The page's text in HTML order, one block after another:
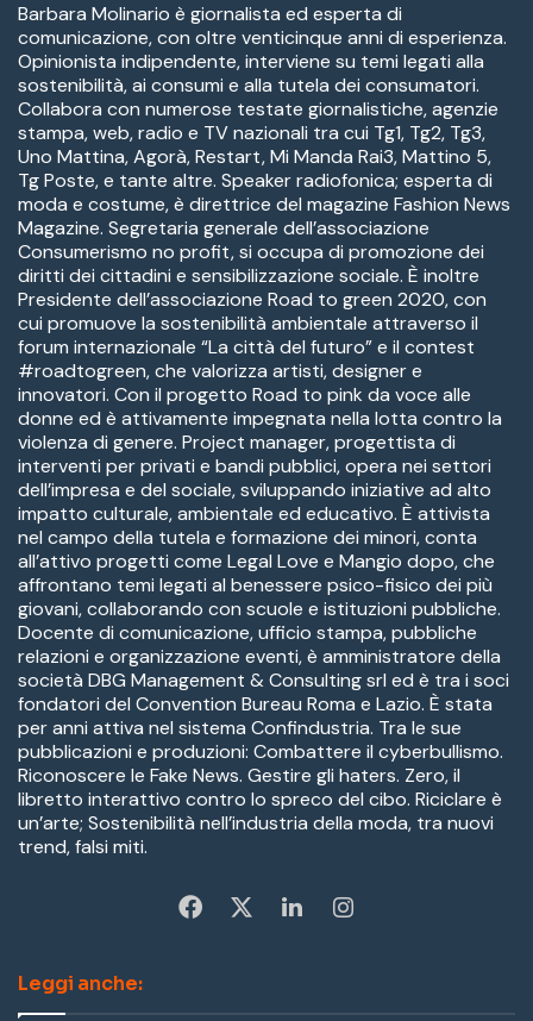
Barbara Molinario è giornalista ed esperta di
comunicazione, con oltre venticinque anni di esperienza.
Opinionista indipendente, interviene su temi legati alla
sostenibilità, ai consumi e alla tutela dei consumatori.
Collabora con numerose testate giornalistiche, agenzie
stampa, web, radio e TV nazionali tra cui Tg1, Tg2, Tg3,
Uno Mattina, Agorà, Restart, Mi Manda Rai3, Mattino 5,
Tg Poste, e tante altre. Speaker radiofonica; esperta di
moda e costume, è direttrice del magazine Fashion News
Magazine. Segretaria generale dell’associazione
Consumerismo no profit, si occupa di promozione dei
diritti dei cittadini e sensibilizzazione sociale. È inoltre
Presidente dell’associazione Road to green 2020, con
cui promuove la sostenibilità ambientale attraverso il
forum internazionale “La città del futuro” e il contest
#roadtogreen, che valorizza artisti, designer e
innovatori. Con il progetto Road to pink da voce alle
donne ed è attivamente impegnata nella lotta contro la
violenza di genere. Project manager, progettista di
interventi per privati e bandi pubblici, opera nei settori
dell’impresa e del sociale, sviluppando iniziative ad alto
impatto culturale, ambientale ed educativo. È attivista
nel campo della tutela e formazione dei minori, conta
all’attivo progetti come Legal Love e Mangio dopo, che
affrontano temi legati al benessere psico-fisico dei più
giovani, collaborando con scuole e istituzioni pubbliche.
Docente di comunicazione, ufficio stampa, pubbliche
relazioni e organizzazione eventi, è amministratore della
società DBG Management & Consulting srl ed è tra i soci
fondatori del Convention Bureau Roma e Lazio. È stata
per anni attiva nel sistema Confindustria. Tra le sue
pubblicazioni e produzioni: Combattere il cyberbullismo.
Riconoscere le Fake News. Gestire gli haters. Zero, il
libretto interattivo contro lo spreco del cibo. Riciclare è
un’arte; Sostenibilità nell’industria della moda, tra nuovi
trend, falsi miti.
Leggi anche: